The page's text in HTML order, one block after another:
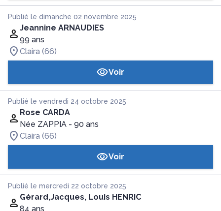
Publié le dimanche 02 novembre 2025
Jeannine ARNAUDIES
99 ans
Claira (66)
Voir
Publié le vendredi 24 octobre 2025
Rose CARDA
Née ZAPPIA - 90 ans
Claira (66)
Voir
Publié le mercredi 22 octobre 2025
Gérard,Jacques, Louis HENRIC
84 ans